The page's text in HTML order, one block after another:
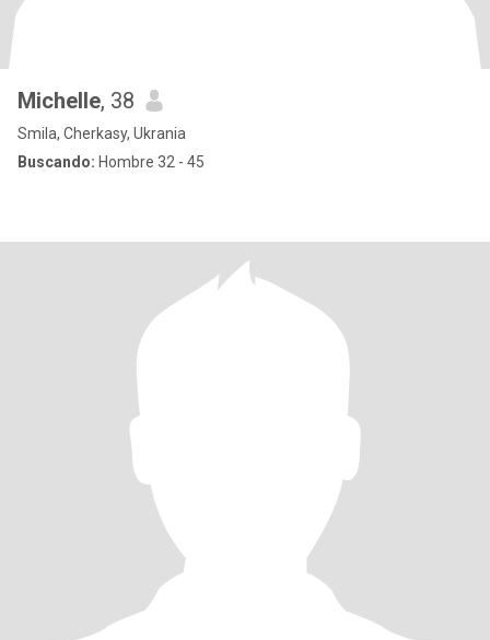
Michelle, 38
Smila, Cherkasy, Ukrania
Buscando: Hombre 32 - 45